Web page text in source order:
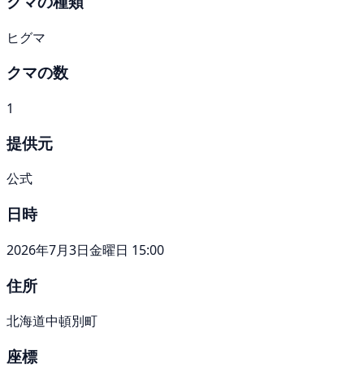
ヒグマ
クマの数
1
提供元
公式
日時
2026年7月3日金曜日 15:00
住所
北海道中頓別町
座標